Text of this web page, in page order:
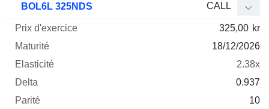
BOL6L 325NDS CALL
325,00 kr
18/12/2026
2.38x
0.937
10